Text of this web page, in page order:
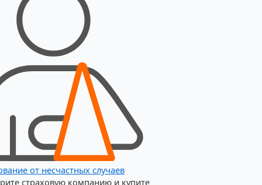
от несчастных случаев
страховую компанию и купите